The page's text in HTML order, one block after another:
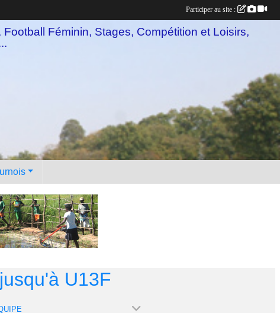
Féminin, Stages, Compétition et Loisirs,
U13F
Participer au site :